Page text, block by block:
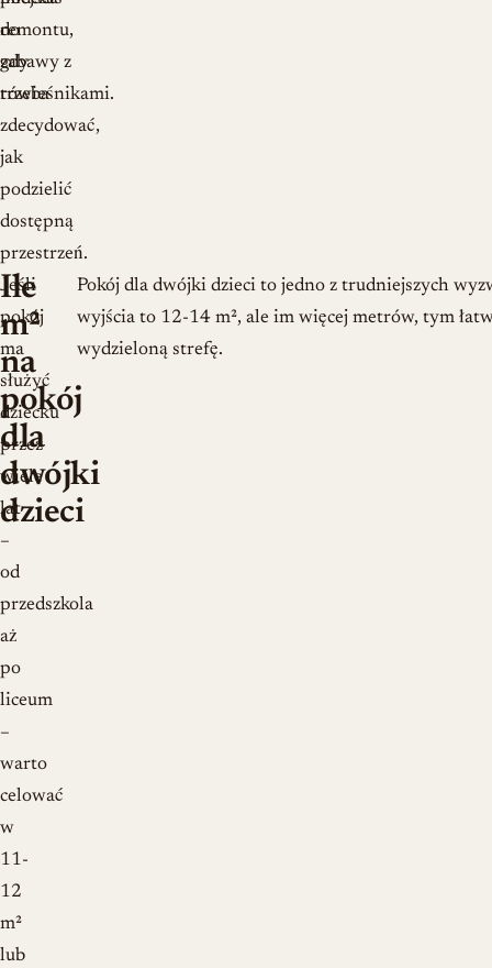
remontu,
gdy
trzeba
zdecydować,
jak
podzielić
dostępną
przestrzeń.
do
zabawy z
rówieśnikami.
Jeśli
pokój
ma
służyć
dziecku
przez
wiele
lat
–
od
przedszkola
aż
po
liceum
–
warto
celować
w
11-
12
m²
lub
Ile
m²
na
pokój
dla
dwójki
dzieci
Pokój dla dwójki dzieci to jedno z trudniejszych
wyjścia to 12-14 m², ale im więcej metrów, tym
wydzieloną strefę.